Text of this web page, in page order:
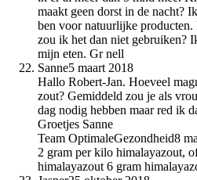
maakt geen dorst in de nacht?
ben voor natuurlijke producten.
zou ik het dan niet gebruiken?
mijn eten. Gr nell
Sanne5 maart 2018
Hallo Robert-Jan. Hoeveel
zout? Gemiddeld zou je als
dag nodig hebben maar red ik
Groetjes Sanne
Team OptimaleGezondheid8
2 gram per kilo himalayazout,
himalayazout 6 gram